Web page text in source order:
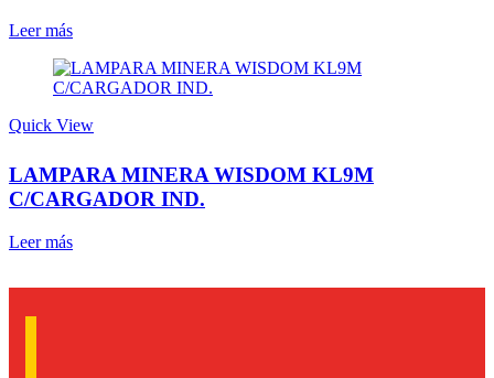
Leer más
Quick View
LAMPARA MINERA WISDOM KL9M
C/CARGADOR IND.
Leer más